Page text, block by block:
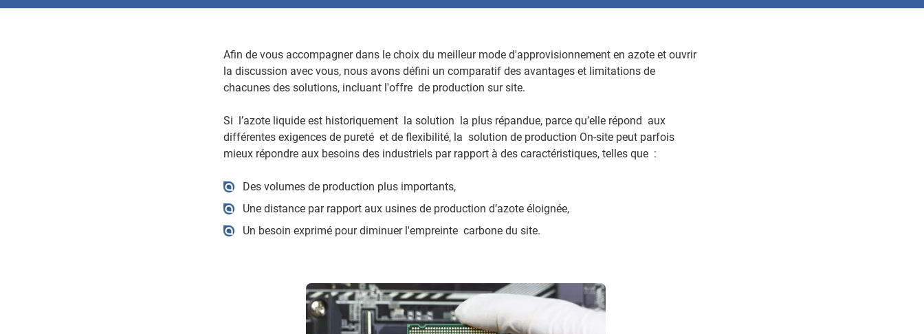
Afin de vous accompagner dans le choix du meilleur mode d'approvisionnement en azote et ouvrir
la discussion avec vous, nous avons défini un comparatif des avantages et limitations de
chacunes des solutions, incluant l'offre de production sur site.
Si l’azote liquide est historiquement la solution la plus répandue, parce qu’elle répond aux
différentes exigences de pureté et de flexibilité, la solution de production On-site peut parfois
mieux répondre aux besoins des industriels par rapport à des caractéristiques, telles que :
Des volumes de production plus importants,
Une distance par rapport aux usines de production d’azote éloignée,
Un besoin exprimé pour diminuer l'empreinte carbone du site.